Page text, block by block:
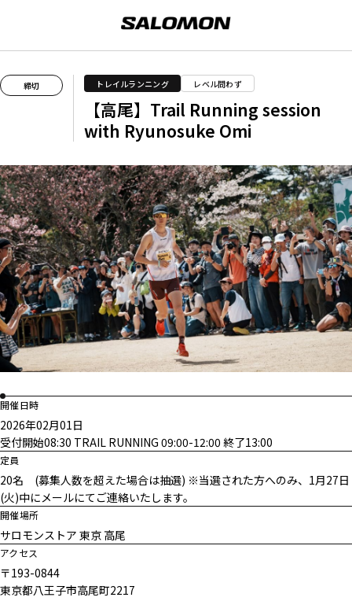
締切 トレイルランニング レベル問わず
【高尾】Trail Running session
with Ryunosuke Omi
開催日時
2026年02月01日
受付開始08:30 TRAIL RUNNING 09:00-12:00 終了13:00
定員
20名 (募集人数を超えた場合は抽選) ※当選された方へのみ、1月27日
(火)中にメールにてご連絡いたします。
開催場所
サロモンストア 東京 高尾
アクセス
〒193-0844
東京都八王子市高尾町2217